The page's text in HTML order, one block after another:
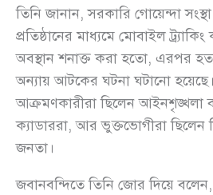
তিনি জানান, সরকারি গোয়েন্দা
প্রতিষ্ঠানের মাধ্যমে মোবাইল
অবস্থান শনাক্ত করা হতো, এরপর
অন্যায় আটকের ঘটনা ঘটানো
আক্রমণকারীরা ছিলেন আইনশৃঙ্খলা
ক্যাডাররা, আর ভুক্তভোগীরা ছিলেন
জনতা।
জবানবন্দিতে তিনি জোর দিয়ে